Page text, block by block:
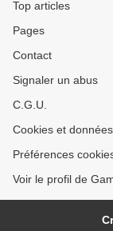
Top articles
Pages
Contact
Signaler un abus
C.G.U.
Cookies et
Préférences
Voir le profil de